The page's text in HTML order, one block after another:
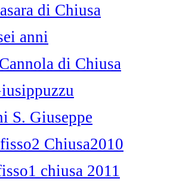
di Chiusa
anni
di Chiusa
S. Giuseppe
Chiusa2010
chiusa 2011